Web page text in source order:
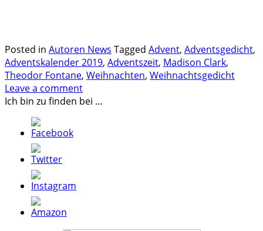
Posted in Autoren News Tagged Advent, Adventsgedicht,
Adventskalender 2019, Adventszeit, Madison Clark,
Theodor Fontane, Weihnachten, Weihnachtsgedicht
Leave a comment
Ich bin zu finden bei ...